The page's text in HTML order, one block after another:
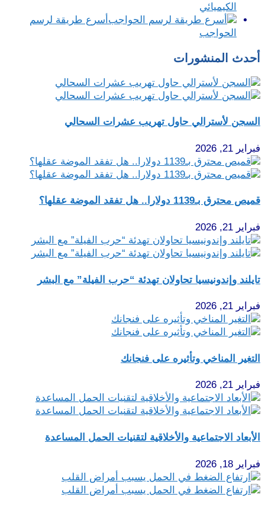
الكيميائي
أسرع طريقة لرسم
الحواجب
أحدث المنشورات
السجن لأسترالي حاول تهريب عشرات السحالي
فبراير 21, 2026
قميص محترق بـ1139 دولارا.. هل تفقد الموضة عقلها؟
فبراير 21, 2026
تايلند وإندونيسيا تحاولان تهدئة “حرب الفيلة” مع البشر
فبراير 21, 2026
التغير المناخي وتأثيره على فنجانك
فبراير 21, 2026
الأبعاد الاجتماعية والأخلاقية لتقنيات الحمل المساعدة
فبراير 18, 2026